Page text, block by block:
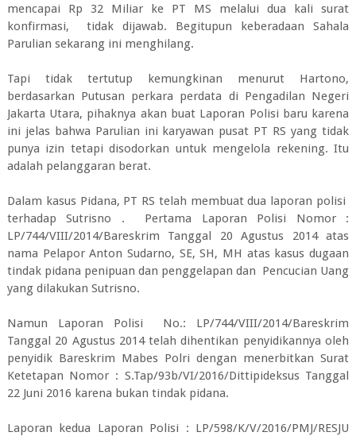
mencapai Rp 32 Miliar ke PT MS melalui dua kali surat
konfirmasi, tidak dijawab. Begitupun keberadaan Sahala
Parulian sekarang ini menghilang.
Tapi tidak tertutup kemungkinan menurut Hartono,
berdasarkan Putusan perkara perdata di Pengadilan Negeri
Jakarta Utara, pihaknya akan buat Laporan Polisi baru karena
ini jelas bahwa Parulian ini karyawan pusat PT RS yang tidak
punya izin tetapi disodorkan untuk mengelola rekening. Itu
adalah pelanggaran berat.
Dalam kasus Pidana, PT RS telah membuat dua laporan polisi
terhadap Sutrisno . Pertama Laporan Polisi Nomor :
LP/744/VIII/2014/Bareskrim Tanggal 20 Agustus 2014 atas
nama Pelapor Anton Sudarno, SE, SH, MH atas kasus dugaan
tindak pidana penipuan dan penggelapan dan Pencucian Uang
yang dilakukan Sutrisno.
Namun Laporan Polisi No.: LP/744/VIII/2014/Bareskrim
Tanggal 20 Agustus 2014 telah dihentikan penyidikannya oleh
penyidik Bareskrim Mabes Polri dengan menerbitkan Surat
Ketetapan Nomor : S.Tap/93b/VI/2016/Dittipideksus Tanggal
22 Juni 2016 karena bukan tindak pidana.
Laporan kedua Laporan Polisi : LP/598/K/V/2016/PMJ/RESJU